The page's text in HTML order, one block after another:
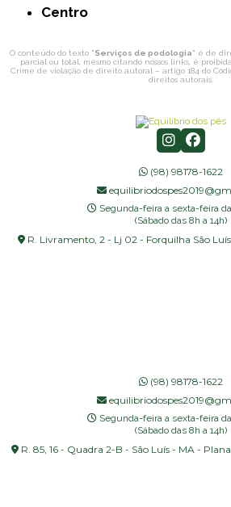
Centro
O conteúdo do texto "Serviços de podologia" é de
parcial ou total, mesmo citando nossos links, é
Crime de violação de direito autoral – artigo 184 do
direitos autorais
(98) 98178-1622
Segunda-feira a sexta-feira
(Sábado das 8h a 14h)
R. Livramento, 2 - Lj 02 - Forquilha São
(98) 98178-1622
Segunda-feira a sexta-feira
(Sábado das 8h a 14h)
R. 85, 16 - Quadra 2-B - São Luís - MA -